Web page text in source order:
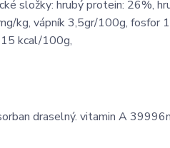
složky: hrubý protein: 26%,
kg, vápník 3,5gr/100g,
kcal/100g,
draselný. vitamin A